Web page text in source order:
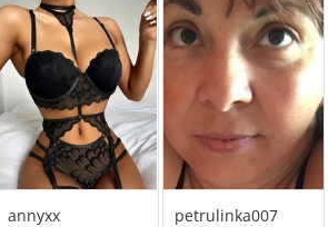
annyxx petrulinka007